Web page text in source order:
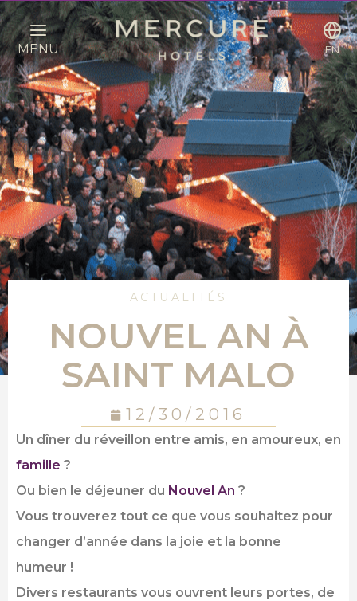
MENU EN
ACTUALITÉS
NOUVEL AN À
SAINT MALO
12/30/2016
Un dîner du réveillon entre amis, en amoureux, en
famille ?
Ou bien le déjeuner du Nouvel An ?
Vous trouverez tout ce que vous souhaitez pour
changer d’année dans la joie et la bonne
humeur !
Divers restaurants vous ouvrent leurs portes, de